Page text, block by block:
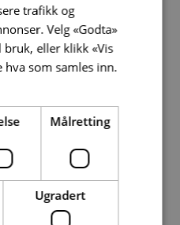
fører til nesten 8
som kjøtt fra
mye som fra linser?
ønsker å redusere
og i stedet
meny i våre
kommer til et
også på
trafikk og
Velg «Godta»
eller klikk «Vis
hva som samles inn.
Målretting
Ugradert